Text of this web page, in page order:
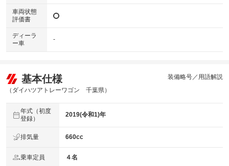
車両状態
評価書
ディーラ
ー車
-
基本仕様
（ダイハツアトレーワゴン 千葉県）
装備略号／用語解説
年式（初度
登録）
2019(令和1)年
排気量 660cc
乗車定員 ４名